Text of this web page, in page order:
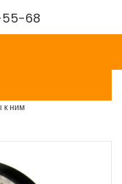
68
к ним